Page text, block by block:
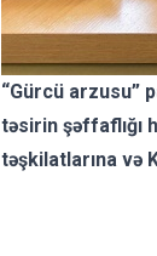
“Gürcü arzusu”
təsirin şəffaflığı
təşkilatlarına və